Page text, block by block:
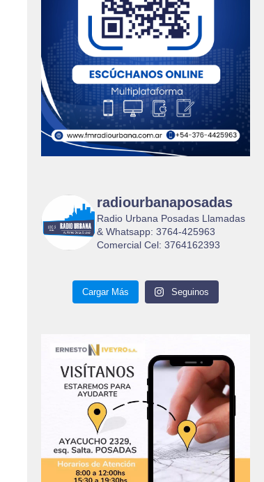
radiourbanaposadas
Radio Urbana Posadas Llamadas
& Whatsapp: 3764-425963
Comercial Cel: 3764162393
Cargar Más Seguinos